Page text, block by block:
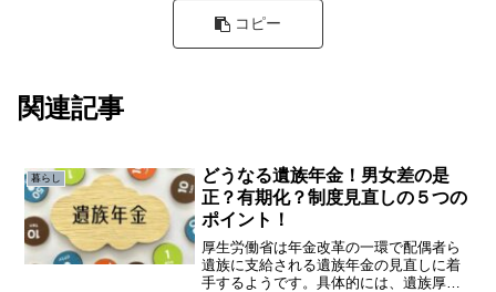
コピー
関連記事
暮らし
どうなる遺族年金！男女差の是
正？有期化？制度見直しの５つの
ポイント！
厚生労働省は年金改革の一環で配偶者ら
遺族に支給される遺族年金の見直しに着
手するようです。具体的には、遺族厚生